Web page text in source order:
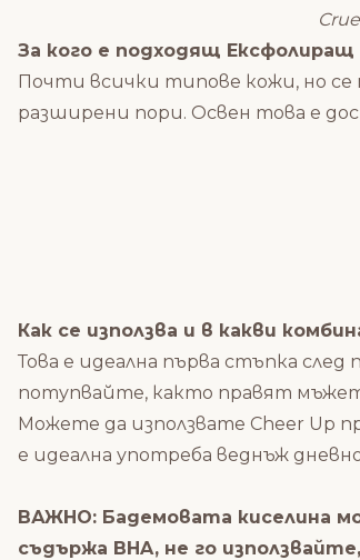
За кого е подходящ Ексфолиращ
Почти всички типове кожи, но се
разширени пори. Освен това е
Как се използва и в какви
Това е идеална първа стъпка
потупвайте, както правят
Можете да използвате Cheer Up
е идеална употреба веднъж
ВАЖНО: Бадемовата киселина
съдържа BHA, не го